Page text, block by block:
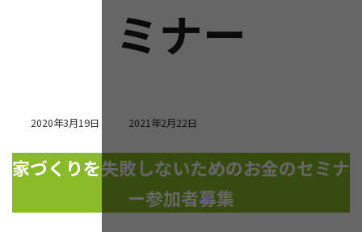
ミナー
2020年3月19日
最
更
新
日
時
:
2021年2月22日
家づくりを失敗しないためのお金のセミナ
ー参加者募集